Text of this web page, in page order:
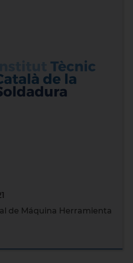
de Máquina Herramienta